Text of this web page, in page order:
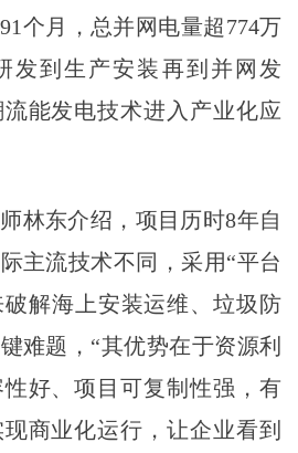
个月，总并网电量超774万
发到生产安装再到并网发
能发电技术进入产业化应
东介绍，项目历时8年自
主流技术不同，采用“平台
解海上安装运维、垃圾防
难题，“其优势在于资源利
好、项目可复制性强，有
商业化运行，让企业看到